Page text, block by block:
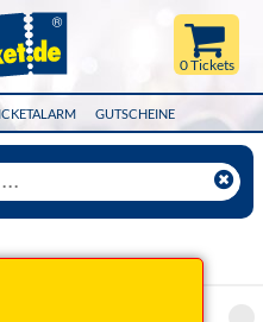
GUTSCHEINE
0 Tickets
16:00 Uhr